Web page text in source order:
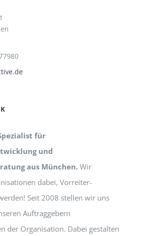
für
und
aus München. Wir
dabei, Vorreiter-
Seit 2008 stellen wir uns
Auftraggebern
der Organisation. Dabei gestalten